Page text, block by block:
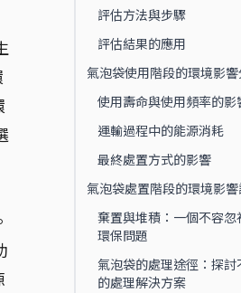
評估方法與步驟
評估結果的應用
氣泡袋使用階段的環境影響
使用壽命與使用頻率的影
運輸過程中的能源消耗
最終處置方式的影響
氣泡袋處置階段的環境影響
棄置與堆積：一個不容忽
環保問題
氣泡袋的處理途徑：探討
的處理解決方案